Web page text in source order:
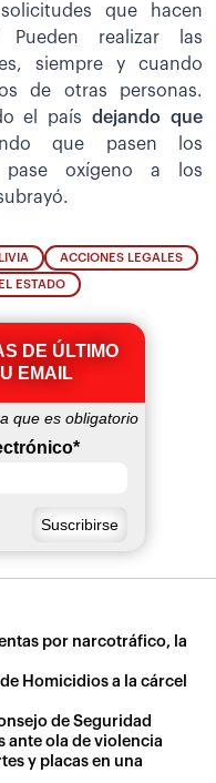
que hacen
Pueden realizar las
siempre y cuando
de otras personas.
el país dejando que
que pasen los
pase oxígeno a los
ACCIONES LEGALES
ESTADO
DE ÚLTIMO
EMAIL
que es obligatorio
*
por narcotráfico, la
Homicidios a la cárcel
de Seguridad
ante ola de violencia
y placas en una